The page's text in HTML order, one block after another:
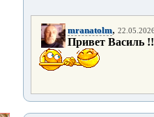
mranatolm,
Привет Василь